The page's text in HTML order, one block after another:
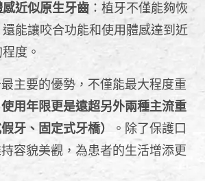
近似原生牙齒 ：植牙不僅能夠恢
能讓咬合功能和使用體感達到近
度。
主要的優勢，不僅能最大程度重
使用年限更是遠超另外兩種主流重
牙、固定式牙橋）
。除了保護口
容貌美觀，為患者的生活增添更